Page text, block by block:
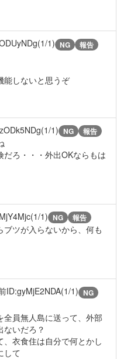
1) NG 報告
能しないと思うぞ
1) NG 報告
だろ・・・外出OKならもは
1) NG 報告
ブツが入らないから、何も
ID:gyMjE2NDA(1/1) NG
全員無人島に送って、外部
ないだろ？
衣食住は自分で何とかし
して